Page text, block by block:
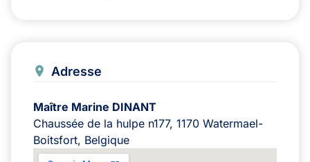
Adresse
Maître Marine DINANT
Chaussée de la hulpe n177, 1170 Watermael-
Boitsfort, Belgique